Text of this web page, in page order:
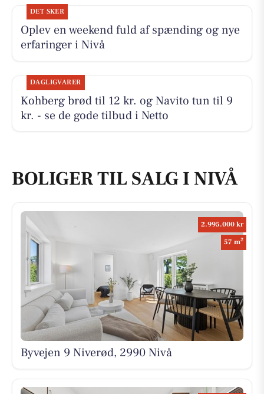
DET SKER
Oplev en weekend fuld af spænding og nye
erfaringer i Nivå
DAGLIGVARER
Kohberg brød til 12 kr. og Navito tun til 9
kr. - se de gode tilbud i Netto
BOLIGER TIL SALG I NIVÅ
2.995.000 kr
57 m2
Byvejen 9 Niverød, 2990 Nivå